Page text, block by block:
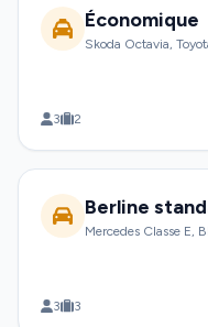
Économique
Skoda Octavia,
3 2
Berline
Mercedes Classe E,
3 3